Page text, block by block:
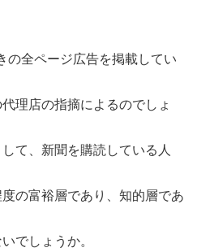
の全ページ広告を掲載してい
理店の指摘によるのでしょ
て、新聞を購読している人
の富裕層であり、知的層であ
でしょうか。